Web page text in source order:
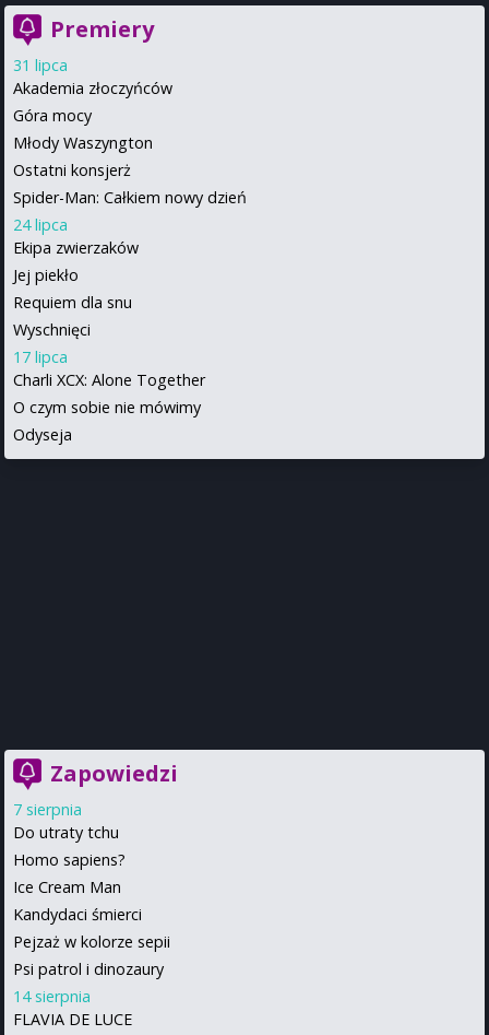
Premiery
31 lipca
Akademia złoczyńców
Góra mocy
Młody Waszyngton
Ostatni konsjerż
Spider-Man: Całkiem nowy dzień
24 lipca
Ekipa zwierzaków
Jej piekło
Requiem dla snu
Wyschnięci
17 lipca
Charli XCX: Alone Together
O czym sobie nie mówimy
Odyseja
Zapowiedzi
7 sierpnia
Do utraty tchu
Homo sapiens?
Ice Cream Man
Kandydaci śmierci
Pejzaż w kolorze sepii
Psi patrol i dinozaury
14 sierpnia
FLAVIA DE LUCE